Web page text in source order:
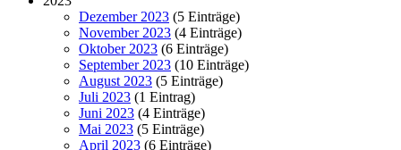
Dezember 2023 (5 Einträge)
November 2023 (4 Einträge)
Oktober 2023 (6 Einträge)
September 2023 (10 Einträge)
August 2023 (5 Einträge)
Juli 2023 (1 Eintrag)
Juni 2023 (4 Einträge)
Mai 2023 (5 Einträge)
April 2023 (6 Einträge)